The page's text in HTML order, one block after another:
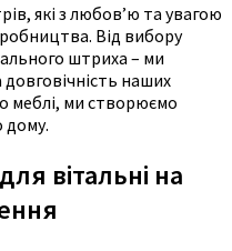
які з любов’ю та увагою
Від вибору
штриха – ми
довговічність наших
меблі, ми створюємо
дому.
вітальні на